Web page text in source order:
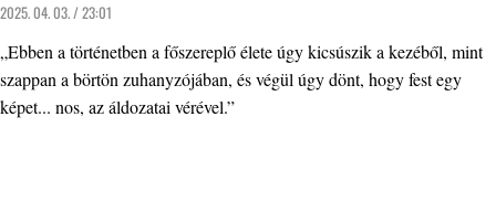
2025. 04. 03. / 23:01
„Ebben a történetben a főszereplő élete úgy kicsúszik a kezéből, mint
szappan a börtön zuhanyzójában, és végül úgy dönt, hogy fest egy
képet... nos, az áldozatai vérével.”